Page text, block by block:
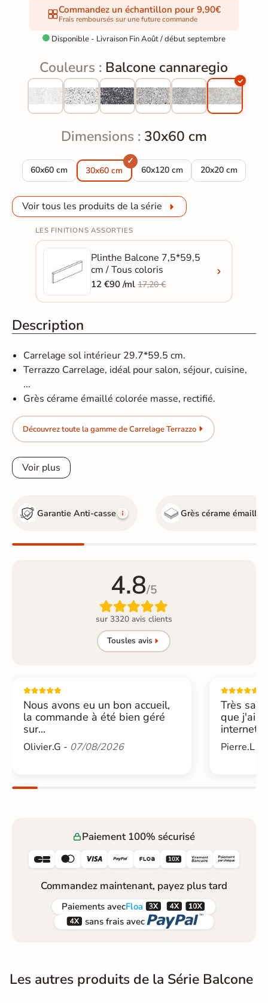
Commandez un échantillon pour 9,90€
Frais remboursés sur une future commande
 Disponible - Livraison Fin Août / début septembre
Couleurs : Balcone cannaregio
Dimensions : 30x60 cm
60x60 cm
Carrelage sol effet terrazzo Balcone cannaregio 59.5x59.5 cm
30x60 cm 60x120 cm
Carrelage sol effet terrazzo
20x20 cm
Carrelage sol
Voir tous les produits de la série
LES FINITIONS ASSORTIES
Plinthe Balcone 7,5*59,5
cm / Tous coloris
12 €90 /ml17,20 €
Description
Carrelage sol intérieur 29.7*59.5 cm.
Terrazzo Carrelage, idéal pour salon, séjour, cuisine,
...
Grès cérame émaillé colorée masse, rectifié.
Découvrez toute la gamme de Carrelage Terrazzo
Voir plus
Garantie Anti-casse Grès cérame émaillé
4.8/5

sur 3320 avis clients
Tousles avis
Nous avons eu un bon accueil,
la commande à été bien géré
sur...
Olivier.G - 07/08/2026
Très
que j'ai
internet....
Pierre.L -
Paiement 100% sécurisé
     
Commandez maintenant, payez plus tard
Paiements avecFloa  
 sans frais avec 
Les autres produits de la Série Balcone